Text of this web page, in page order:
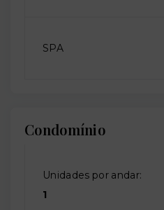
SPA
Condomínio
Unidades por andar:
1